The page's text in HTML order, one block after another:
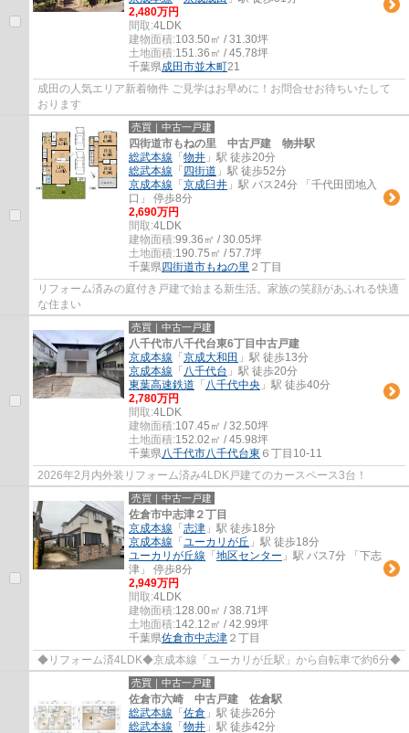
2,480万円
間取:4LDK
建物面積:103.50㎡ / 31.30坪
土地面積:151.36㎡ / 45.78坪
千葉県成田市並木町21
成田の人気エリア新着物件 ご見学はお早めに！お問合せお待ちいたして
おります
売買｜中古一戸建
四街道市もねの里 中古戸建 物井駅
総武本線 「 物井 」駅 徒歩20分
総武本線 「 四街道 」駅 徒歩52分
京成本線 「 京成臼井 」駅 バス24分 「千代田団地入
口」 停歩8分
2,690万円
間取:4LDK
建物面積:99.36㎡ / 30.05坪
土地面積:190.75㎡ / 57.7坪
千葉県四街道市もねの里 ２丁目
リフォーム済みの庭付き戸建で始まる新生活。家族の笑顔があふれる快適
な住まい
売買｜中古一戸建
八千代市八千代台東6丁目中古戸建
京成本線 「 京成大和田 」駅 徒歩13分
京成本線 「 八千代台 」駅 徒歩20分
東葉高速鉄道 「 八千代中央 」駅 徒歩40分
2,780万円
間取:4LDK
建物面積:107.45㎡ / 32.50坪
土地面積:152.02㎡ / 45.98坪
千葉県八千代市八千代台東 ６丁目10-11
2026年2月内外装リフォーム済み4LDK戸建てのカースペース3台！
売買｜中古一戸建
佐倉市中志津２丁目
京成本線 「 志津 」駅 徒歩18分
京成本線 「 ユーカリが丘 」駅 徒歩18分
ユーカリが丘線 「 地区センター 」駅 バス7分 「下志
津」 停歩8分
2,949万円
間取:4LDK
建物面積:128.00㎡ / 38.71坪
土地面積:142.12㎡ / 42.99坪
千葉県佐倉市中志津 ２丁目
◆リフォーム済4LDK◆京成本線「ユーカリが丘駅」から自転車で約6分◆
売買｜中古一戸建
佐倉市六崎 中古戸建 佐倉駅
総武本線 「 佐倉 」駅 徒歩26分
総武本線 「 物井 」駅 徒歩42分